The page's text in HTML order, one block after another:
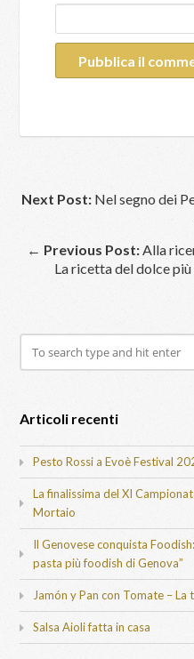
Next Post: Nel segno dei
← Previous Post:Alla
La ricetta del dolce
Articoli recenti
Pesto Rossi a Evoè Festival
La finalissima del XI
Mortaio
Il Genovese conquista
pasta più foodish di Genova”
Jamón y Pan con Tomate –
Salsa Aioli fatta in casa